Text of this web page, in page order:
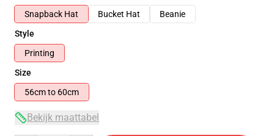
Snapback Hat
Bucket Hat
Beanie
Style
Printing
Size
56cm to 60cm
Bekijk maattabel